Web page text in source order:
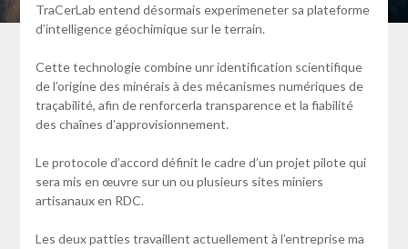
TraCerLab entend désormais experimeneter sa plateforme
d’intelligence géochimique sur le terrain.
Cette technologie combine unr identification scientifique
de l’origine des minérais à des mécanismes numériques de
traçabilité, afin de renforcerla transparence et la fiabilité
des chaînes d’approvisionnement.
Le protocole d’accord définit le cadre d’un projet pilote qui
sera mis en œuvre sur un ou plusieurs sites miniers
artisanaux en RDC.
Les deux patties travaillent actuellement à l’entreprise ma